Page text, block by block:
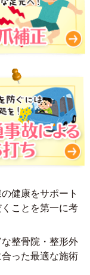
健康をサポート
ことを第一に考
整骨院・整形外
った最適な施術